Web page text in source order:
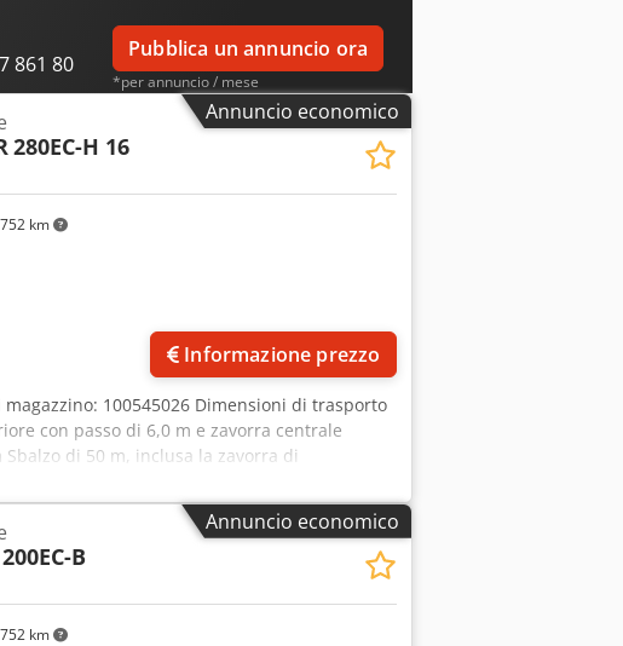
861 80
Pubblica un annuncio ora
*per annuncio / mese
Annuncio economico
km
280EC-H 16
Informazione prezzo
100545026 Dimensioni di trasporto
con passo di 6,0 m e zavorra centrale
di 50 m, inclusa la zavorra di
HBC Ubicazione: Ratisbona Dcedpfx
Annuncio economico
km
200EC-B